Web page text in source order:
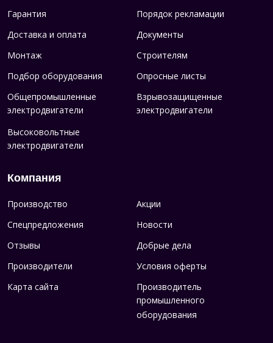
Гарантия
Порядок рекламации
Доставка и оплата
Документы
Монтаж
Строителям
Подбор оборудования
Опросные листы
Общепромышленные
электродвигатели
Взрывозащищенные
электродвигатели
Высоковольтные
электродвигатели
Компания
Производство
Акции
Спецпредложения
Новости
Отзывы
Добрые дела
Производители
Условия оферты
Карта сайта
Производитель
промышленного
оборудования